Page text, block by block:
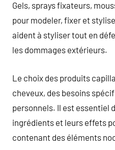
Gels, sprays fixateurs,
pour modeler, fixer et
aident à styliser tout en
les dommages extérieurs.
Le choix des produits
cheveux, des besoins
personnels. Il est essentiel
ingrédients et leurs effets
contenant des éléments